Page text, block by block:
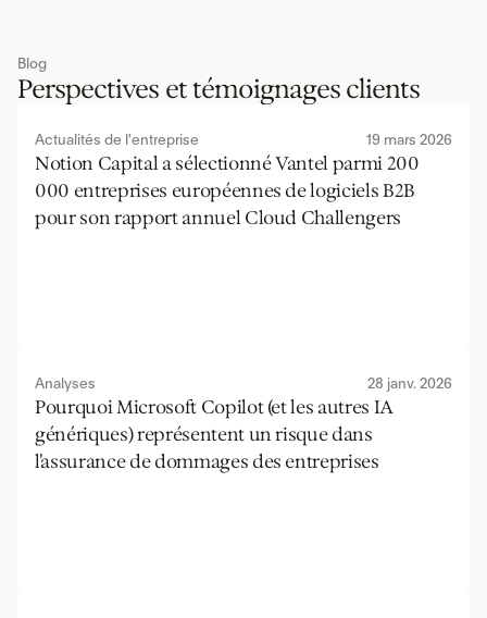
Blog
Perspectives et témoignages clients
Actualités de l'entreprise 19 mars 2026
Notion Capital a sélectionné Vantel parmi 200
000 entreprises européennes de logiciels B2B
pour son rapport annuel Cloud Challengers
Analyses 28 janv. 2026
Pourquoi Microsoft Copilot (et les autres IA
génériques) représentent un risque dans
l'assurance de dommages des entreprises